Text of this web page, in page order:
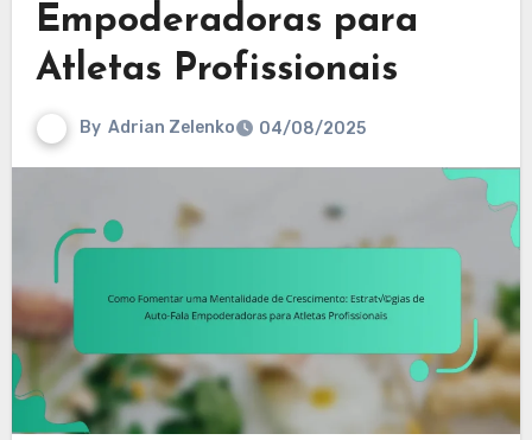
Empoderadoras para
Atletas Profissionais
By Adrian Zelenko 04/08/2025